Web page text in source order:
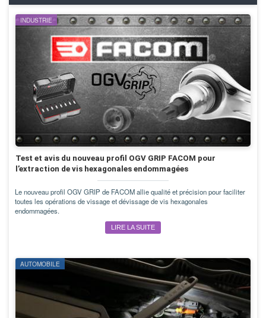
INDUSTRIE
Test et avis du nouveau profil OGV GRIP FACOM pour
l’extraction de vis hexagonales endommagées
Le nouveau profil OGV GRIP de FACOM allie qualité et précision pour faciliter
toutes les opérations de vissage et dévissage de vis hexagonales
endommagées.
LIRE LA SUITE
AUTOMOBILE